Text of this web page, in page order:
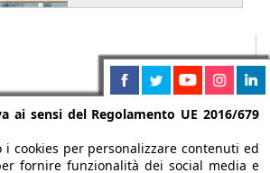
ai sensi del Regolamento UE 2016/679
i cookies per personalizzare contenuti ed
fornire funzionalità dei social media e